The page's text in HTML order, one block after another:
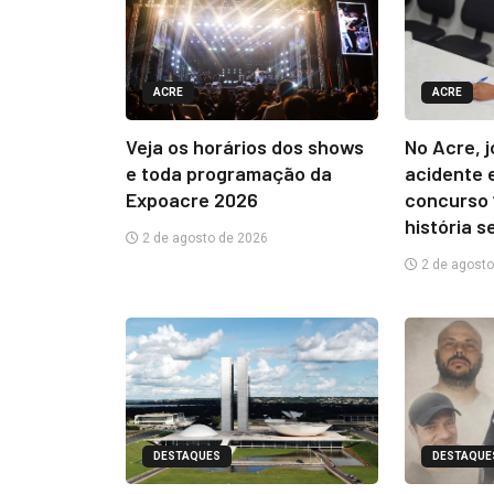
ACRE
Veja os horários dos shows
e toda programação da
Expoacre 2026
2 de agosto de 2026
ACRE
No Acre,
acidente
concurso
história
2 de
DESTAQUES